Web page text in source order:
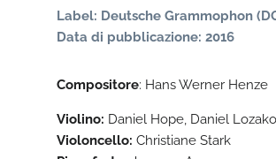
Label: Deutsche Grammophon
Data di pubblicazione: 2016
Compositore: Hans Werner Henze
Violino: Daniel Hope, Daniel
Violoncello: Christiane Stark